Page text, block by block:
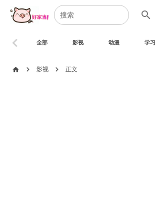
search
全部 影视 动漫 学习
chevron_left
home chevron_right 影视 chevron_right 正文